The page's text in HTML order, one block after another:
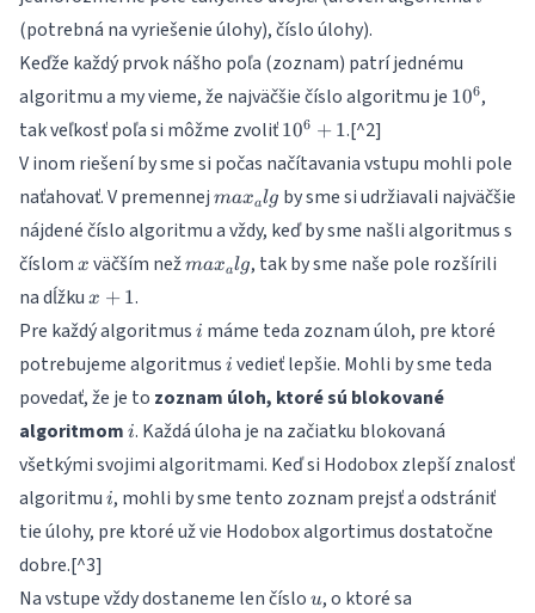
(potrebná na vyriešenie úlohy), číslo úlohy).
Keďže každý prvok nášho poľa (zoznam) patrí jednému
algoritmu a my vieme, že najväčšie číslo algoritmu je 10^6
106,
tak veľkosť poľa si môžme zvoliť 10^6+1
106 + 1.[^2]
V inom riešení by sme si počas načítavania vstupu mohli pole
naťahovať. V premennej max_alg
maxalg by sme si udržiavali najväčšie
nájdené číslo algoritmu a vždy, keď by sme našli algoritmus s
číslom x
x väčším nežmax_alg
maxalg, tak by sme naše pole rozšírili
na dĺžku x+1
x + 1.
Pre každý algoritmus i
i máme teda zoznam úloh, pre ktoré
potrebujeme algoritmus i
i vedieť lepšie. Mohli by sme teda
povedať, že je to zoznam úloh, ktoré sú blokované
algoritmom i
i. Každá úloha je na začiatku blokovaná
všetkými svojimi algoritmami. Keď si Hodobox zlepší znalosť
algoritmu i
i, mohli by sme tento zoznam prejsť a odstrániť
tie úlohy, pre ktoré už vie Hodobox algortimus dostatočne
dobre.[^3]
Na vstupe vždy dostaneme len číslo u
u, o ktoré sa